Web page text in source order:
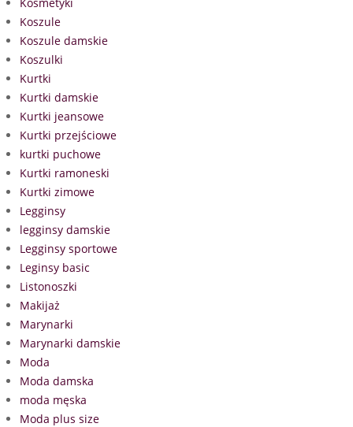
Koszule
Koszule damskie
Koszulki
Kurtki
Kurtki damskie
Kurtki jeansowe
Kurtki przejściowe
kurtki puchowe
Kurtki ramoneski
Kurtki zimowe
Legginsy
legginsy damskie
Legginsy sportowe
Leginsy basic
Listonoszki
Makijaż
Marynarki
Marynarki damskie
Moda
Moda damska
moda męska
Moda plus size